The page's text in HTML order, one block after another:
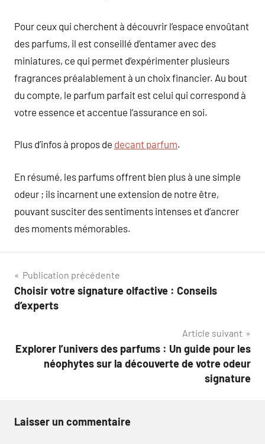
Pour ceux qui cherchent à découvrir l’espace envoûtant
des parfums, il est conseillé d’entamer avec des
miniatures, ce qui permet d’expérimenter plusieurs
fragrances préalablement à un choix financier. Au bout
du compte, le parfum parfait est celui qui correspond à
votre essence et accentue l’assurance en soi.
Plus d’infos à propos de decant parfum.
En résumé, les parfums offrent bien plus à une simple
odeur ; ils incarnent une extension de notre être,
pouvant susciter des sentiments intenses et d’ancrer
des moments mémorables.
Navigation
de
Publication précédente
Choisir votre signature olfactive : Conseils
d’experts
Article suivant
Explorer l’univers des parfums : Un guide pour les
néophytes sur la découverte de votre odeur
signature
Laisser un commentaire